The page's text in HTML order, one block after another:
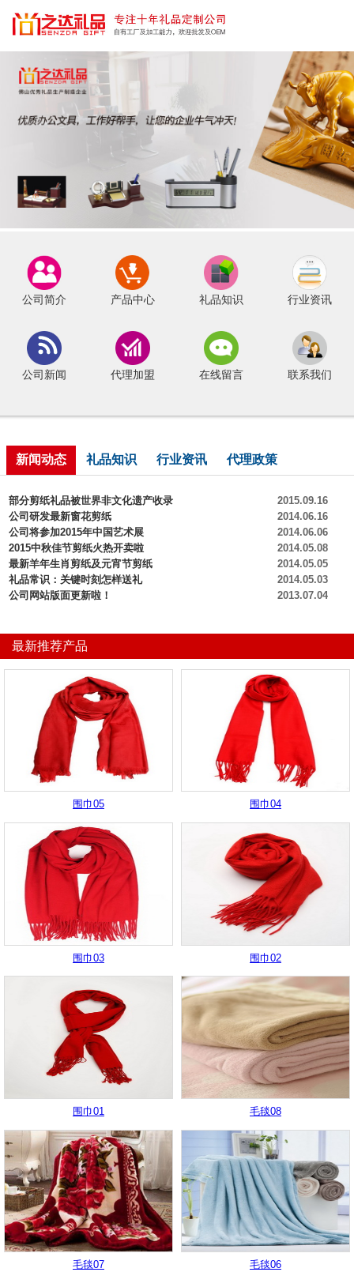
公司简介 产品中心 礼品知识 行业资讯
公司新闻 代理加盟 在线留言 联系我们
新闻动态 礼品知识 行业资讯 代理政策
部分剪纸礼品被世界非文化遗产收录
2015.09.16
公司研发最新窗花剪纸
2014.06.16
公司将参加2015年中国艺术展
2014.06.06
2015中秋佳节剪纸火热开卖啦
2014.05.08
最新羊年生肖剪纸及元宵节剪纸
2014.05.05
礼品常识：关键时刻怎样送礼
2014.05.03
公司网站版面更新啦！
2013.07.04
最新推荐产品
围巾05 围巾04
围巾03 围巾02
围巾01 毛毯08
毛毯07 毛毯06